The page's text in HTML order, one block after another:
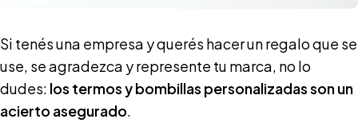
Si tenés una empresa y querés hacer un regalo que se
use, se agradezca y represente tu marca, no lo
dudes: los termos y bombillas personalizadas son un
acierto asegurado.